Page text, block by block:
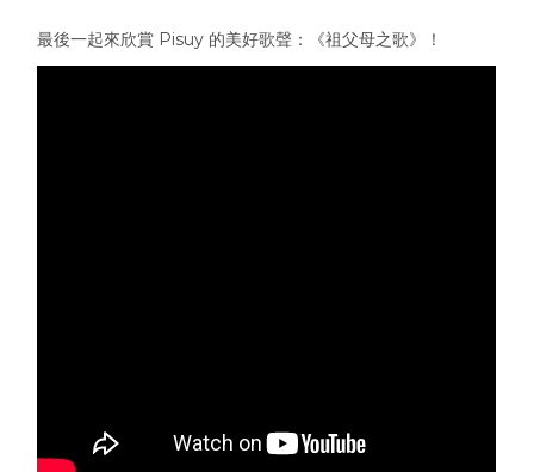
最後一起來欣賞 Pisuy 的美好歌聲： 《祖父母之歌》！